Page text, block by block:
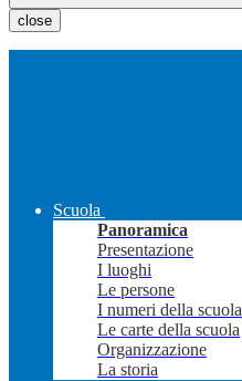
close
Scuola
Panoramica
Presentazione
I luoghi
Le persone
I numeri della scuola
Le carte della scuola
Organizzazione
La storia